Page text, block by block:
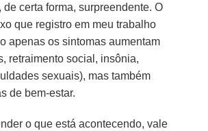
de certa forma, surpreendente. O
que registro em meu trabalho
apenas os sintomas aumentam
retraimento social, insônia,
sexuais), mas também
de bem-estar.
o que está acontecendo, vale